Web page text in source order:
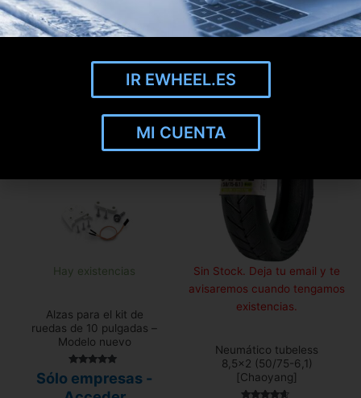
Añadir a mi lista de
Añadir a mi lista de
favoritos
Hay existencias
Alzas para el kit de
ruedas de 10 pulgadas –
Modelo nuevo
5.00
Sólo empresas -
Sin Stock. Deja tu email y te
avisaremos cuando tengamos
existencias.
Neumático tubeless
8,5×2 (50/75-6,1)
[Chaoyang]
IR EWHEEL.ES
MI CUENTA